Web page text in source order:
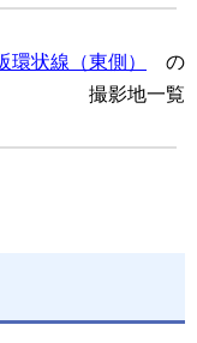
環状線（東側）
の
撮影地一覧